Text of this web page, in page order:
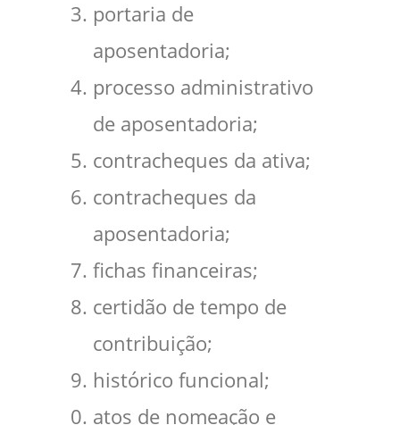
portaria de
aposentadoria;
processo administrativo
de aposentadoria;
contracheques da ativa;
contracheques da
aposentadoria;
fichas financeiras;
certidão de tempo de
contribuição;
histórico funcional;
atos de nomeação e